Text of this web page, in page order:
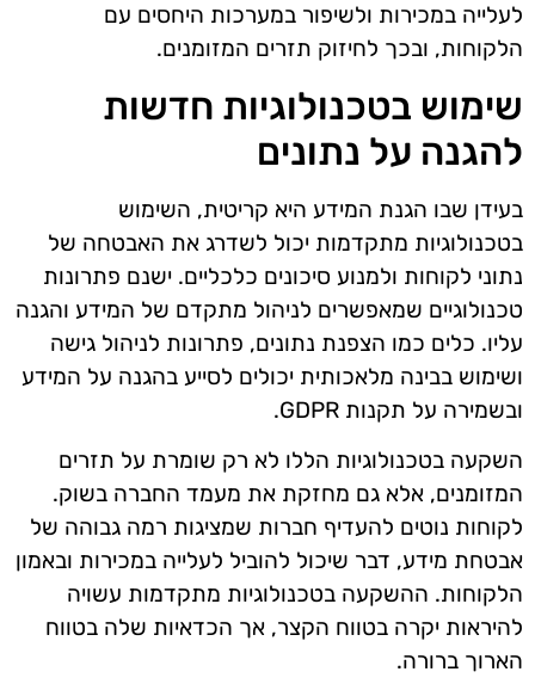
לעלייה במכירות ולשיפור במערכות היחסים עם
הלקוחות, ובכך לחיזוק תזרים המזומנים.
שימוש בטכנולוגיות חדשות
להגנה על נתונים
בעידן שבו הגנת המידע היא קריטית, השימוש
בטכנולוגיות מתקדמות יכול לשדרג את האבטחה של
נתוני לקוחות ולמנוע סיכונים כלכליים. ישנם פתרונות
טכנולוגיים שמאפשרים לניהול מתקדם של המידע והגנה
עליו. כלים כמו הצפנת נתונים, פתרונות לניהול גישה
ושימוש בבינה מלאכותית יכולים לסייע בהגנה על המידע
ובשמירה על תקנות GDPR.
השקעה בטכנולוגיות הללו לא רק שומרת על תזרים
המזומנים, אלא גם מחזקת את מעמד החברה בשוק.
לקוחות נוטים להעדיף חברות שמציגות רמה גבוהה של
אבטחת מידע, דבר שיכול להוביל לעלייה במכירות ובאמון
הלקוחות. ההשקעה בטכנולוגיות מתקדמות עשויה
להיראות יקרה בטווח הקצר, אך הכדאיות שלה בטווח
הארוך ברורה.